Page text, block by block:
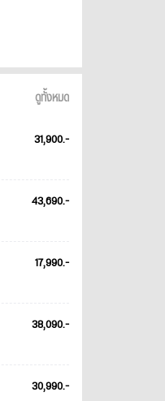
ดูทั้งหมด
31,900.-
43,690.-
17,990.-
38,090.-
30,990.-